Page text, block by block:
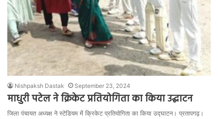
Nishpaksh Dastak September 23, 2024
माधुरी पटेल ने क्रिकेट प्रतियोगिता का किया उद्घाटन
जिला पंचायत अध्यक्ष ने स्टेडियम में क्रिकेट प्रतियोगिता का किया उद्घाटन। प्रतापगढ़।